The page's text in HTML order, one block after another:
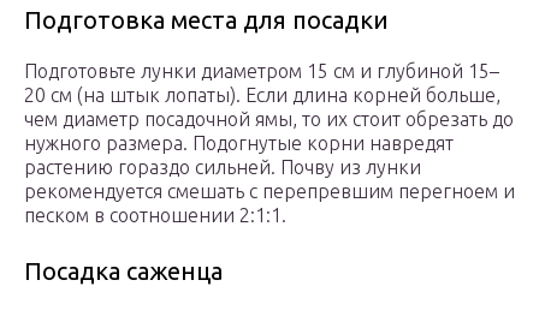
Подготовка места для посадки
Подготовьте лунки диаметром 15 см и глубиной 15–
20 см (на штык лопаты). Если длина корней больше,
чем диаметр посадочной ямы, то их стоит обрезать до
нужного размера. Подогнутые корни навредят
растению гораздо сильней. Почву из лунки
рекомендуется смешать с перепревшим перегноем и
песком в соотношении 2:1:1.
Посадка саженца